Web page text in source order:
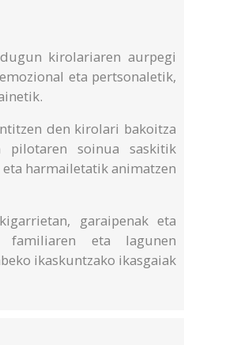
kirolariaren aurpegi
eta pertsonaletik,
den kirolari bakoitza
pilotaren soinua saskitik
harmailetatik animatzen
garaipenak eta
familiaren eta lagunen
ikaskuntzako ikasgaiak